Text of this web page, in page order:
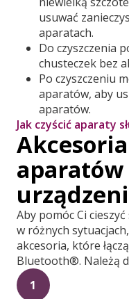
usuwać
aparatach.
Do czyszczenia
chusteczek bez
Po czyszczeniu
aparatów, aby
aparatów.
Jak czyścić aparaty
aparatów
Aby pomóc Ci
w różnych
akcesoria, które
Bluetooth®. Należą
1